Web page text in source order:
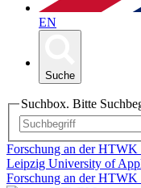
EN
Suche
Suchbox. Bitte
Forschung an der
Leipzig University of
Forschung an der